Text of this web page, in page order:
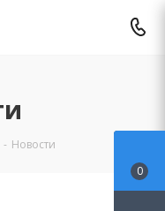
- Новости
0